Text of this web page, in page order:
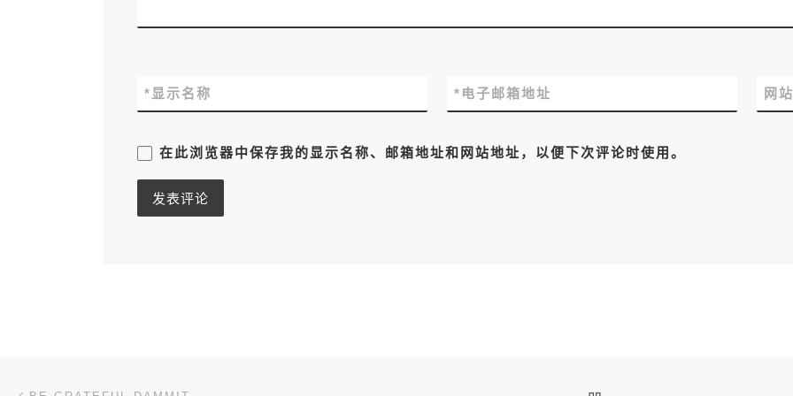
显示名称
* 电子邮箱地址
* 网
在此浏览器中保存我的显示名称、邮箱地址和网站地址，以便下次评论时使用。
文章导航